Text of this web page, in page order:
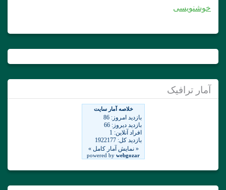
خوشنویسی
آمار ترافیک